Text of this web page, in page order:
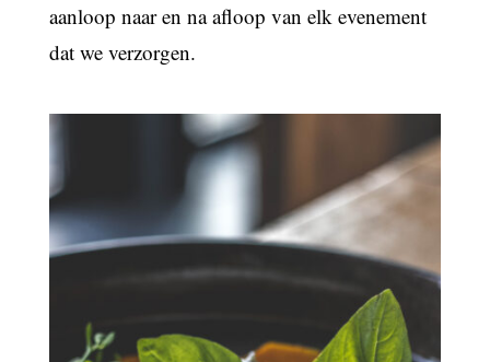
aanloop naar en na afloop van elk evenement
dat we verzorgen.